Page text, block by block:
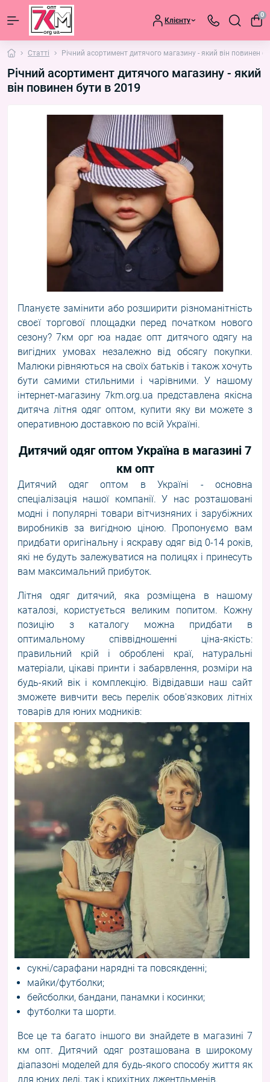
Клієнту
0
Статті Річний асортимент дитячого магазину - який він повинен
Річний асортимент дитячого магазину - який
він повинен бути в 2019
Плануєте замінити або розширити різноманітність
своєї торгової площадки перед початком нового
сезону? 7км орг юа надає опт дитячого одягу на
вигідних умовах незалежно від обсягу покупки.
Малюки рівняються на своїх батьків і також хочуть
бути самими стильними і чарівними. У нашому
інтернет-магазину 7km.org.ua представлена якісна
дитяча літня одяг оптом, купити яку ви можете з
оперативною доставкою по всій Україні.
Дитячий одяг оптом Україна в магазині 7
км опт
Дитячий одяг оптом в Україні - основна
спеціалізація нашої компанії. У нас розташовані
модні і популярні товари вітчизняних і зарубіжних
виробників за вигідною ціною. Пропонуємо вам
придбати оригінальну і яскраву одяг від 0-14 років,
які не будуть залежуватися на полицях і принесуть
вам максимальний прибуток.
Літня одяг дитячий, яка розміщена в нашому
каталозі, користується великим попитом. Кожну
позицію з каталогу можна придбати в
оптимальному співвідношенні ціна-якість:
правильний крій і оброблені краї, натуральні
матеріали, цікаві принти і забарвлення, розміри на
будь-який вік і комплекцію. Відвідавши наш сайт
зможете вивчити весь перелік обов'язкових літніх
товарів для юних модників:
сукні/сарафани нарядні та повсякденні;
майки/футболки;
бейсболки, бандани, панамки і косинки;
футболки та шорти.
Все це та багато іншого ви знайдете в магазині 7
км опт. Дитячий одяг розташована в широкому
діапазоні моделей для будь-якого способу життя як
для юних леді, так і крихітних джентльменів.